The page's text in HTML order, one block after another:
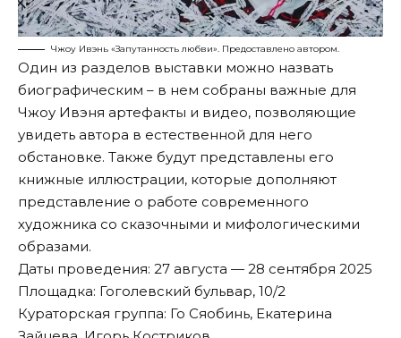
Чжоу Ивэнь «Запутанность любви». Предоставлено автором.
Один из разделов выставки можно назвать
биографическим – в нем собраны важные для
Чжоу Ивэня артефакты и видео, позволяющие
увидеть автора в естественной для него
обстановке. Также будут представлены его
книжные иллюстрации, которые дополняют
представление о работе современного
художника со сказочными и мифологическими
образами.
Даты проведения: 27 августа — 28 сентября 2025
Площадка: Гоголевский бульвар, 10/2
Кураторская группа: Го Сяобинь, Екатерина